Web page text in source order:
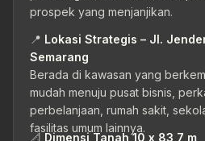
prospek yang menjanjikan.
📍 Lokasi Strategis – Jl.
Semarang
Berada di kawasan yang
mudah menuju pusat bisnis,
perbelanjaan, rumah sakit,
fasilitas umum lainnya.
📐 Dimensi Tanah 10 x 83,7 m